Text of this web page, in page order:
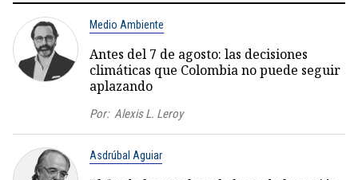
Medio Ambiente
Antes del 7 de agosto: las decisiones
climáticas que Colombia no puede seguir
aplazando
Por: Alexis L. Leroy
Asdrúbal Aguiar